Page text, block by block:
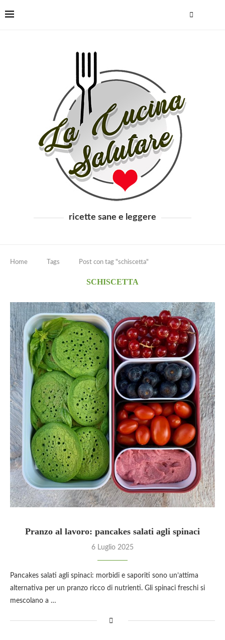
ricette sane e leggere
Home Tags Post con tag "schiscetta"
SCHISCETTA
Pranzo al lavoro: pancakes salati agli spinaci
6 Luglio 2025
Pancakes salati agli spinaci: morbidi e saporiti sono un’attima
alternativa per un pranzo ricco di nutrienti. Gli spinaci freschi si
mescolano a …